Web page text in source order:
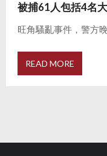
被捕61人包括4名
旺角騷亂事件，警方
READ MORE